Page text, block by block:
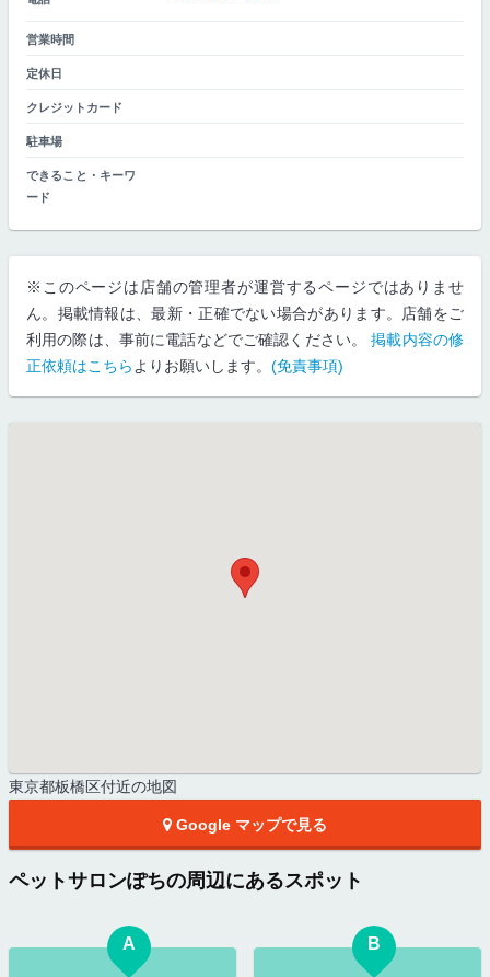
営業時間
定休日
クレジットカード
駐車場
できること・キーワ
ード
※このページは店舗の管理者が運営するページではありませ
ん。掲載情報は、最新・正確でない場合があります。店舗をご
利用の際は、事前に電話などでご確認ください。掲載内容の修
正依頼はこちら よりお願いします。 (免責事項)
東京都板橋区付近の地図
Google マップで見る
ペットサロンぽちの周辺にあるスポット
A B